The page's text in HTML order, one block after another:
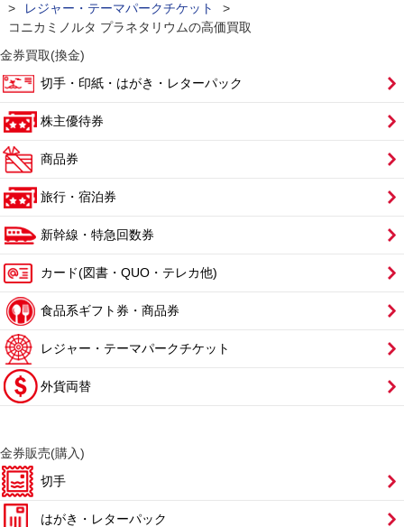
>
レジャー・テーマパークチケット
>
コニカミノルタ プラネタリウムの高価買取
金券買取(換金)
切手・印紙・はがき・レターパック
株主優待券
商品券
旅行・宿泊券
新幹線・特急回数券
カード(図書・QUO・テレカ他)
食品系ギフト券・商品券
レジャー・テーマパークチケット
外貨両替
金券販売(購入)
切手
はがき・レターパック